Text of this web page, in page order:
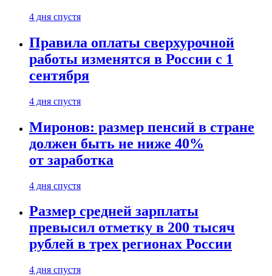
4 дня спустя
Правила оплаты сверхурочной
работы изменятся в России с 1
сентября
4 дня спустя
Миронов: размер пенсий в стране
должен быть не ниже 40%
от заработка
4 дня спустя
Размер средней зарплаты
превысил отметку в 200 тысяч
рублей в трех регионах России
4 дня спустя